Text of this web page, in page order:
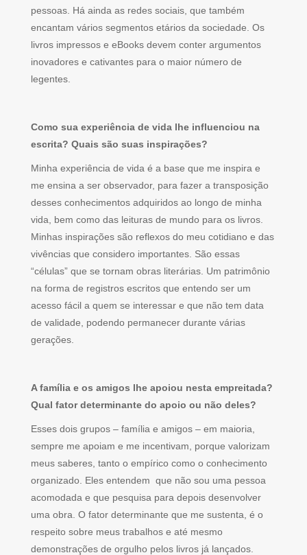
pessoas. Há ainda as redes sociais, que também
encantam vários segmentos etários da sociedade. Os
livros impressos e eBooks devem conter argumentos
inovadores e cativantes para o maior número de
legentes.
Como sua experiência de vida lhe influenciou na
escrita? Quais são suas inspirações?
Minha experiência de vida é a base que me inspira e
me ensina a ser observador, para fazer a transposição
desses conhecimentos adquiridos ao longo de minha
vida, bem como das leituras de mundo para os livros.
Minhas inspirações são reflexos do meu cotidiano e das
vivências que considero importantes. São essas
“células” que se tornam obras literárias. Um patrimônio
na forma de registros escritos que entendo ser um
acesso fácil a quem se interessar e que não tem data
de validade, podendo permanecer durante várias
gerações.
A família e os amigos lhe apoiou nesta empreitada?
Qual fator determinante do apoio ou não deles?
Esses dois grupos – família e amigos – em maioria,
sempre me apoiam e me incentivam, porque valorizam
meus saberes, tanto o empírico como o conhecimento
organizado. Eles entendem que não sou uma pessoa
acomodada e que pesquisa para depois desenvolver
uma obra. O fator determinante que me sustenta, é o
respeito sobre meus trabalhos e até mesmo
demonstrações de orgulho pelos livros já lançados.